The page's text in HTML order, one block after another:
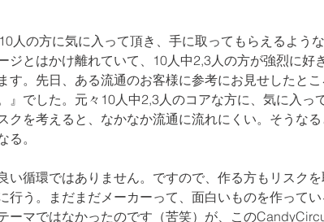
人の方に気に入って頂き、手に取ってもらえるよう
ジとはかけ離れていて、10人中2,3人の方が強烈に
す。先日、ある流通のお客様に参考にお見せしたと
』でした。元々10人中2,3人のコアな方に、気に入
クを考えると、なかなか流通に流れにくい。そうな
る。
い循環ではありません。ですので、作る方もリスク
行う。まだまだメーカーって、面白いものを作って
ーマではなかったのです（苦笑）が、この